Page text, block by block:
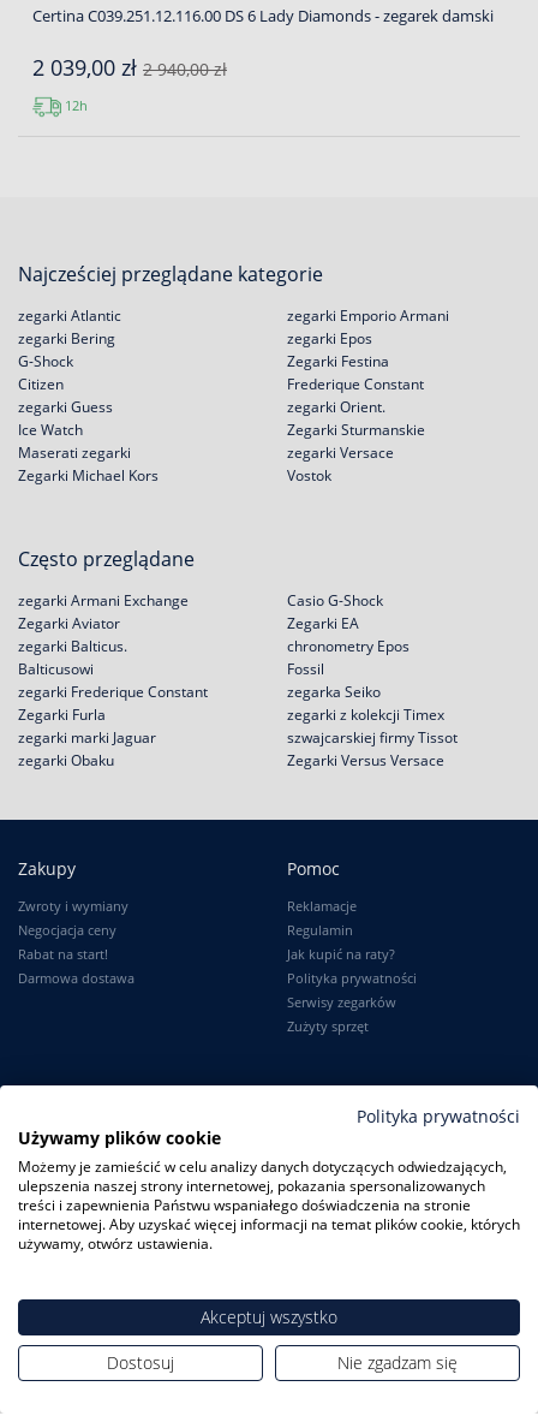
Certina C039.251.12.116.00 DS 6 Lady Diamonds - zegarek damski
2 039,00 zł 2 940,00 zł
12h
Najcześciej przeglądane kategorie
zegarki Atlantic
zegarki Bering
G-Shock
Citizen
zegarki Emporio Armani
zegarki Epos
Zegarki Festina
Frederique Constant
zegarki Guess
Ice Watch
Maserati zegarki
Zegarki Michael Kors
zegarki Orient.
Zegarki Sturmanskie
zegarki Versace
Vostok
Często przeglądane
zegarki Armani Exchange
Zegarki Aviator
zegarki Balticus.
Balticusowi
Casio G-Shock
Zegarki EA
chronometry Epos
Fossil
zegarki Frederique Constant
Zegarki Furla
zegarki marki Jaguar
zegarki Obaku
zegarka Seiko
zegarki z kolekcji Timex
szwajcarskiej firmy Tissot
Zegarki Versus Versace
Zakupy
Zwroty i wymiany
Negocjacja ceny
Rabat na start!
Darmowa dostawa
Pomoc
Reklamacje
Regulamin
Jak kupić na raty?
Polityka prywatności
Serwisy zegarków
Zużyty sprzęt
Logowanie
Karta Stałego Klienta
Moje zamówienia
Ustawienia konta
Informacje
O firmie
Dlaczego my?
Blog
ZegarkiCentrum.pl| ul. Derdowskiego 8A/1 80-319 Gdańsk| Tel.:+48
Polityka prywatności
Używamy plików cookie
Możemy je zamieścić w celu analizy danych dotyczących odwiedzających,
ulepszenia naszej strony internetowej, pokazania spersonalizowanych
treści i zapewnienia Państwu wspaniałego doświadczenia na stronie
internetowej. Aby uzyskać więcej informacji na temat plików cookie, których
używamy, otwórz ustawienia.
Akceptuj wszystko
Dostosuj
Nie zgadzam się